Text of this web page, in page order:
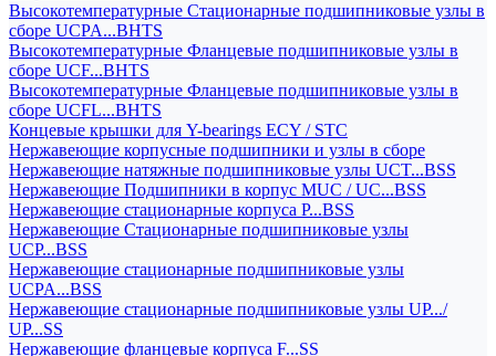
Высокотемпературные Стационарные подшипниковые узлы в
сборе UCPA...BHTS
Высокотемпературные Фланцевые подшипниковые узлы в
сборе UCF...BHTS
Высокотемпературные Фланцевые подшипниковые узлы в
сборе UCFL...BHTS
Концевые крышки для Y-bearings ECY / STC
Нержавеющие корпусные подшипники и узлы в сборе
Нержавеющие натяжные подшипниковые узлы UCT...BSS
Нержавеющие Подшипники в корпус MUC / UC...BSS
Нержавеющие стационарные корпуса P...BSS
Нержавеющие Стационарные подшипниковые узлы
UCP...BSS
Нержавеющие стационарные подшипниковые узлы
UCPA...BSS
Нержавеющие стационарные подшипниковые узлы UP.../
UP...SS
Нержавеющие фланцевые корпуса F...SS